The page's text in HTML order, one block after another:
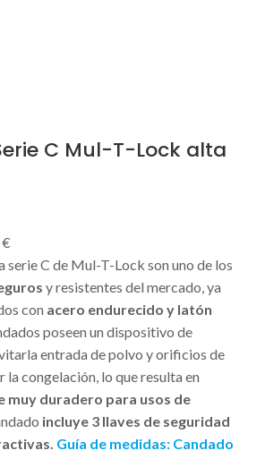
C Mul-T-Lock alta
€
serie C de Mul-T-Lock son uno de los
y resistentes del mercado, ya
con acero endurecido y latón
poseen un dispositivo de
entrada de polvo y orificios de
la congelación, lo que resulta en
muy duradero para usos de
incluye 3 llaves de seguridad
Guía de medidas: Candado